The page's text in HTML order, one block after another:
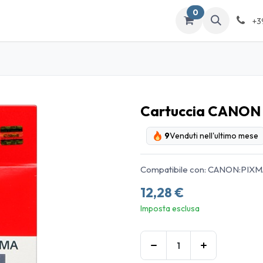
0
Cartuccia
9Venduti nell'ultimo mese
Compatibile con:
12,28€
Imposta esclusa